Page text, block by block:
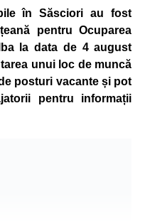
O parte din necesarul
proprie de energie,
și al unităților
că vor continua
din domeniul
perioadei dificile
în Săsciori au fost
pentru Ocuparea
la data de 4 august
unui loc de muncă
posturi vacante și pot
pentru informații